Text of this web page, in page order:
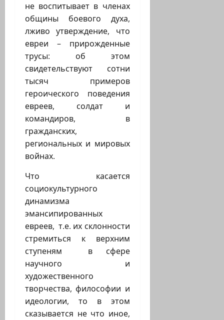
не воспитывает в членах
общины боевого духа,
лживо утверждение, что
евреи – прирожденные
трусы: об этом
свидетельствуют сотни
тысяч примеров
героического поведения
евреев, солдат и
командиров, в
гражданских,
региональных и мировых
войнах.
Что касается
социокультурного
динамизма
эмансипированных
евреев, т.е. их склонности
стремиться к верхним
ступеням в сфере
научного и
художественного
творчества, философии и
идеологии, то в этом
сказывается не что иное,